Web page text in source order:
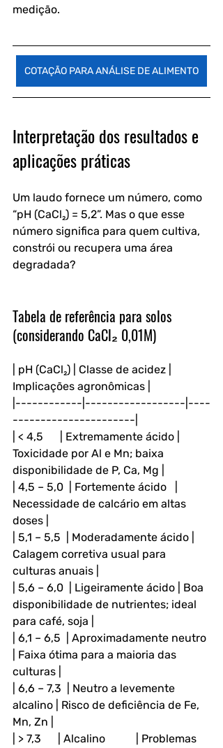
medição.
COTAÇÃO PARA ANÁLISE DE ALIMENTO
Interpretação dos resultados e
aplicações práticas
Um laudo fornece um número, como
“pH (CaCl₂) = 5,2”. Mas o que esse
número significa para quem cultiva,
constrói ou recupera uma área
degradada?
Tabela de referência para solos
(considerando CaCl₂ 0,01M)
| pH (CaCl₂) | Classe de acidez |
Implicações agronômicas |
|------------|------------------|----
----------------------|
| < 4,5      | Extremamente ácido |
Toxicidade por Al e Mn; baixa
disponibilidade de P, Ca, Mg |
| 4,5 – 5,0  | Fortemente ácido   |
Necessidade de calcário em altas
doses |
| 5,1 – 5,5  | Moderadamente ácido |
Calagem corretiva usual para
culturas anuais |
| 5,6 – 6,0  | Ligeiramente ácido | Boa
disponibilidade de nutrientes; ideal
para café, soja |
| 6,1 – 6,5  | Aproximadamente neutro
| Faixa ótima para a maioria das
culturas |
| 6,6 – 7,3  | Neutro a levemente
alcalino | Risco de deficiência de Fe,
Mn, Zn |
| > 7,3      | Alcalino           | Problemas